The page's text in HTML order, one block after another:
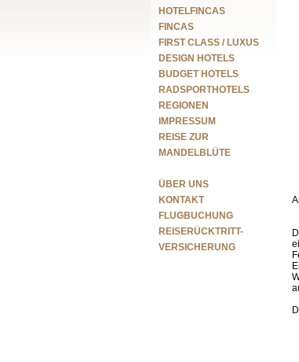
HOTELFINCAS
FINCAS
FIRST CLASS / LUXUS
DESIGN HOTELS
BUDGET HOTELS
RADSPORTHOTELS
REGIONEN
IMPRESSUM
REISE ZUR
MANDELBLÜTE
Navigation
ÜBER UNS
KONTAKT
FLUGBUCHUNG
REISERÜCKTRITT-
VERSICHERUNG